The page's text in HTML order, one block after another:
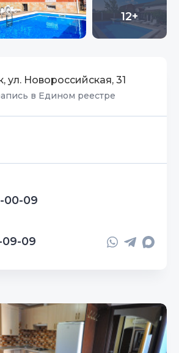
12+
ул. Новороссийская, 31
в Едином реестре
00-09
09-09